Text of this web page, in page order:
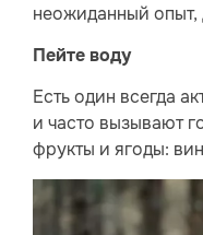
неожиданный опыт,
Пейте воду
Есть один всегда
и часто вызывают
фрукты и ягоды: